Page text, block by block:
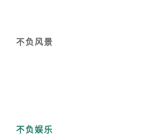
不负风景
不负娱乐